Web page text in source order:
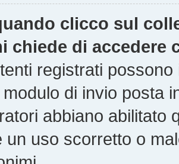
clicco sul
chiede di accedere
registrati
di invio posta
abbiano abilitato
un uso scorretto o